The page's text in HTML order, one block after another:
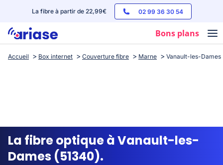
La fibre à partir de 22,99€ 02 99 36 30 54
Bons plans
Box internet
Streaming
Accueil Box internet Couverture fibre Marne Vanault-les-Dames
La fibre optique à Vanault-les-
Dames (51340).